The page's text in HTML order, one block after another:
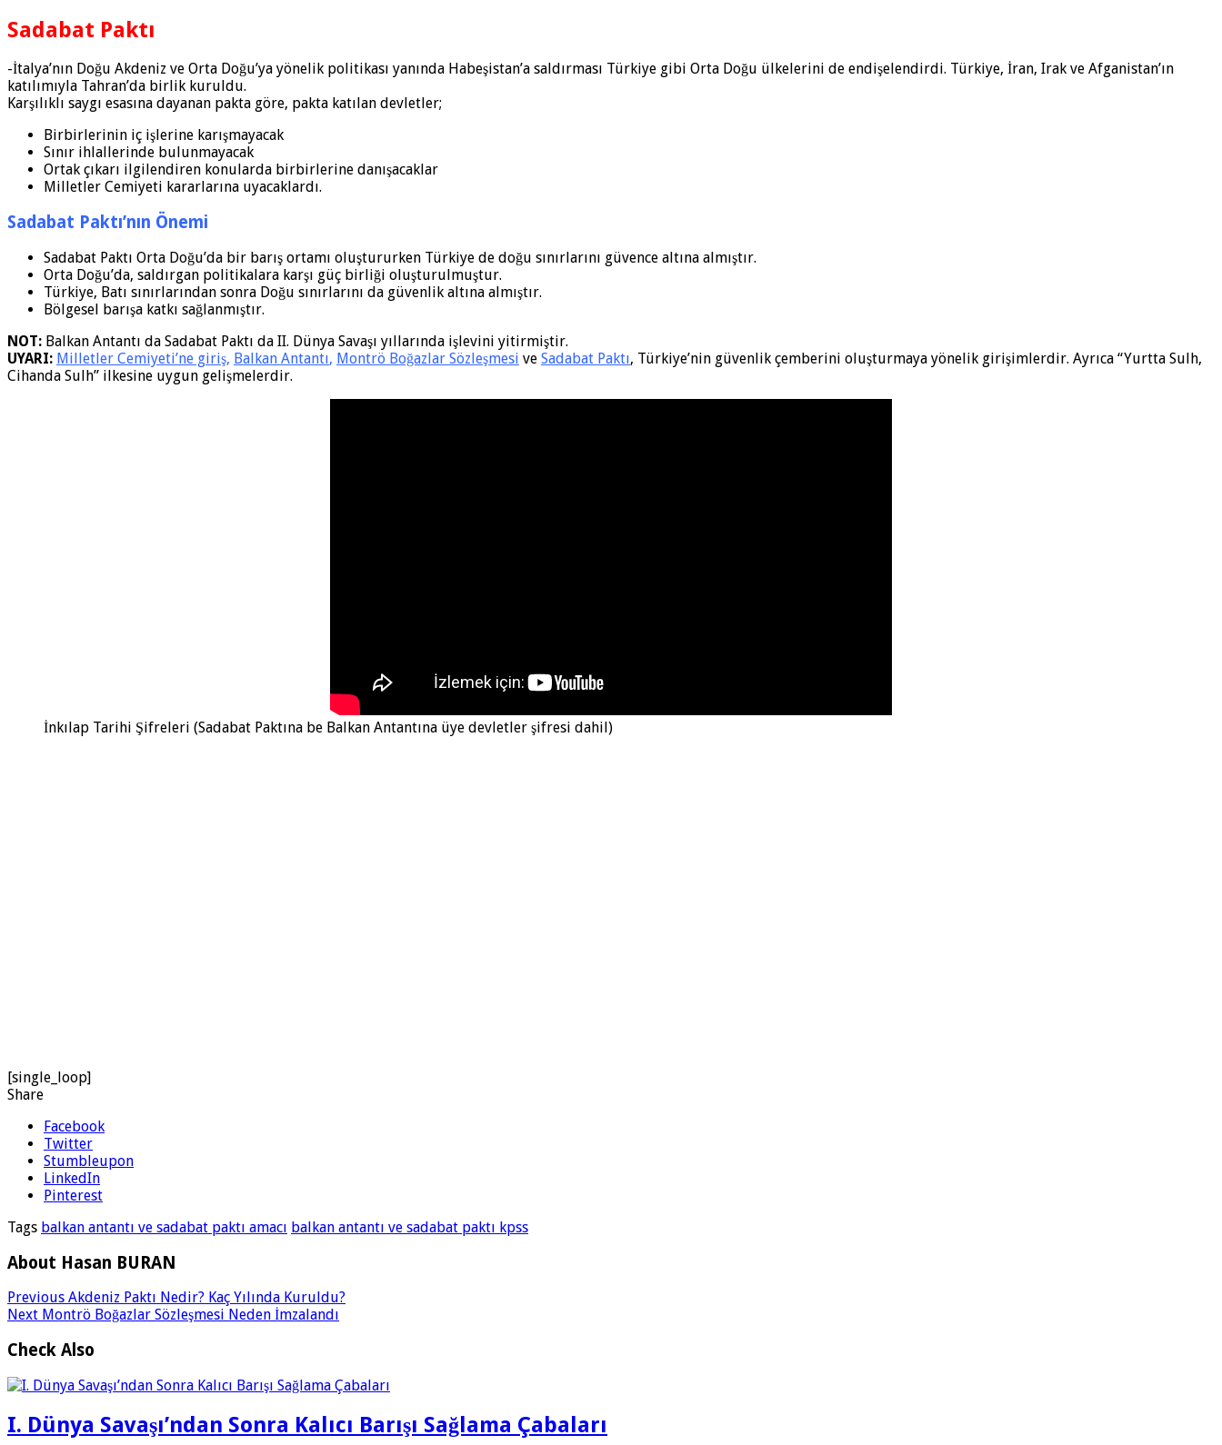
Sadabat Paktı
-İtalya’nın Doğu Akdeniz ve Orta Doğu’ya yönelik politikası yanında Habeşistan’a saldırması Türkiye gibi Orta Doğu ülkelerini de endişelendirdi. Türkiye, İran, Irak ve Afganistan’ın
katılımıyla Tahran’da birlik kuruldu.
Karşılıklı saygı esasına dayanan pakta göre, pakta katılan devletler;
Birbirlerinin iç işlerine karışmayacak
Sınır ihlallerinde bulunmayacak
Ortak çıkarı ilgilendiren konularda birbirlerine danışacaklar
Milletler Cemiyeti kararlarına uyacaklardı.
Sadabat Paktı’nın Önemi
Sadabat Paktı Orta Doğu’da bir barış ortamı oluştururken Türkiye de doğu sınırlarını güvence altına almıştır.
Orta Doğu’da, saldırgan politikalara karşı güç birliği oluşturulmuştur.
Türkiye, Batı sınırlarından sonra Doğu sınırlarını da güvenlik altına almıştır.
Bölgesel barışa katkı sağlanmıştır.
NOT: Balkan Antantı da Sadabat Paktı da II. Dünya Savaşı yıllarında işlevini yitirmiştir.
UYARI: Milletler Cemiyeti’ne giriş, Balkan Antantı, Montrö Boğazlar Sözleşmesi ve Sadabat Paktı, Türkiye’nin güvenlik çemberini oluşturmaya yönelik girişimlerdir. Ayrıca “Yurtta Sulh,
Cihanda Sulh” ilkesine uygun gelişmelerdir.
İnkılap Tarihi Şifreleri (Sadabat Paktına be Balkan Antantına üye devletler şifresi dahil)
[single_loop]
Share
Facebook
Twitter
Stumbleupon
LinkedIn
Pinterest
Tags balkan antantı ve sadabat paktı amacı balkan antantı ve sadabat paktı kpss
About Hasan BURAN
Previous Akdeniz Paktı Nedir? Kaç Yılında Kuruldu?
Next Montrö Boğazlar Sözleşmesi Neden İmzalandı
Check Also
I. Dünya Savaşı’ndan Sonra Kalıcı Barışı Sağlama Çabaları